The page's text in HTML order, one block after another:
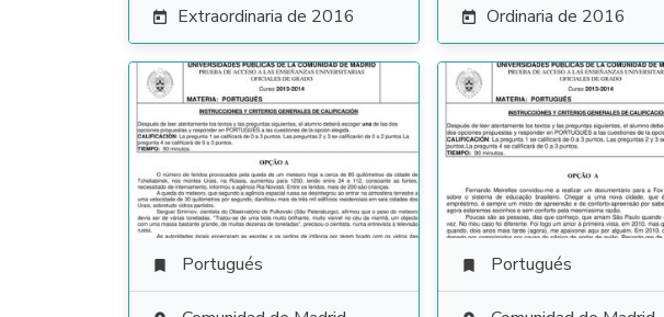
 Extraordinaria de 2016  Ordinaria de 2016
 Portugués  Portugués